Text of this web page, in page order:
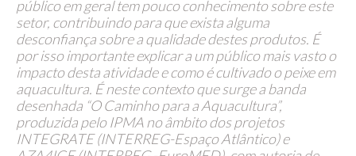
público em geral tem pouco conhecimento sobre este
setor, contribuindo para que exista alguma
desconfiança sobre a qualidade destes produtos. É
por isso importante explicar a um público mais vasto o
impacto desta atividade e como é cultivado o peixe em
aquacultura. É neste contexto que surge a banda
desenhada “O Caminho para a Aquacultura”,
produzida pelo IPMA no âmbito dos projetos
INTEGRATE (INTERREG-Espaço Atlântico) e